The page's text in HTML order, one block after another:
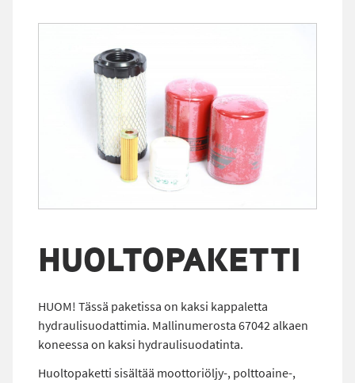
HUOLTOPAKETTI
HUOM! Tässä paketissa on kaksi kappaletta
hydraulisuodattimia. Mallinumerosta 67042 alkaen
koneessa on kaksi hydraulisuodatinta.
Huoltopaketti sisältää moottoriöljy-, polttoaine-,